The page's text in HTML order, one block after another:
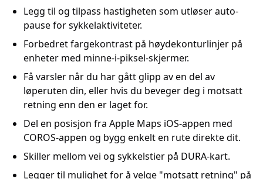
Legg til og tilpass hastigheten som utløser auto-
pause for sykkelaktiviteter.
Forbedret fargekontrast på høydekonturlinjer på
enheter med minne-i-piksel-skjermer.
Få varsler når du har gått glipp av en del av
løperuten din, eller hvis du beveger deg i motsatt
retning enn den er laget for.
Del en posisjon fra Apple Maps iOS-appen med
COROS-appen og bygg enkelt en rute direkte dit.
Skiller mellom vei og sykkelstier på DURA-kart.
Legger til mulighet for å velge "motsatt retning" på